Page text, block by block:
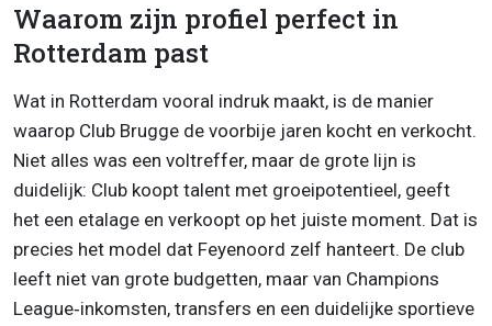
Waarom zijn profiel perfect in
Rotterdam past
Wat in Rotterdam vooral indruk maakt, is de manier
waarop Club Brugge de voorbije jaren kocht en verkocht.
Niet alles was een voltreffer, maar de grote lijn is
duidelijk: Club koopt talent met groeipotentieel, geeft
het een etalage en verkoopt op het juiste moment. Dat is
precies het model dat Feyenoord zelf hanteert. De club
leeft niet van grote budgetten, maar van Champions
League‑inkomsten, transfers en een duidelijke sportieve